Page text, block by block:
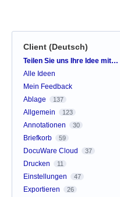
Client (Deutsch)
Kategorien
Teilen Sie uns Ihre Idee mit…
Alle Ideen
Mein Feedback
Ablage
137
Allgemein 123
Annotationen 30
Briefkorb 59
DocuWare Cloud 37
Drucken 11
Einstellungen 47
Exportieren 26